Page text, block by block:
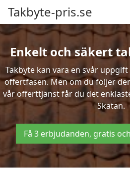
Takbyte-pris.se
Enkelt och säkert
Takbyte kan vara en svår
offertfasen. Men om du följer
vår offerttjänst får du det
Skatan.
Få 3 erbjudanden, gratis